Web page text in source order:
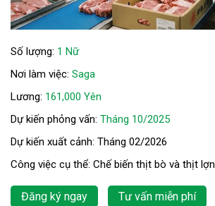
Số lượng: 1 Nữ
Nơi làm việc: Saga
Lương: 161,000 Yên
Dự kiến phỏng vấn: Tháng 10/2025
Dự kiến xuất cảnh: Tháng 02/2026
Công việc cụ thể: Chế biến thịt bò và thịt lợn
Đăng ký ngay Tư vấn miễn phí